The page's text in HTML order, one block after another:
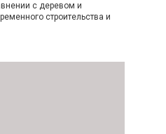
с деревом и
строительства и